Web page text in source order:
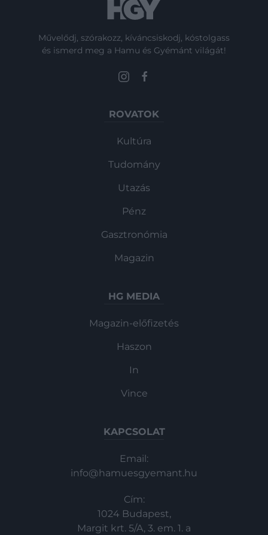
Művelődj, szórakozz, kíváncsiskodj, kóstolgass
és ismerd meg a Hamu és Gyémánt világát!
ROVATOK
Kultúra
Tudomány
Utazás
Pénz
Gasztronómia
Magazin
HG MEDIA
Magazin-előfizetés
Haszon
In
Vince
KAPCSOLAT
Email:
info@hamuesgyemant.hu
Cím:
1024 Budapest,
Margit krt. 5/A, 3. em. 1. a